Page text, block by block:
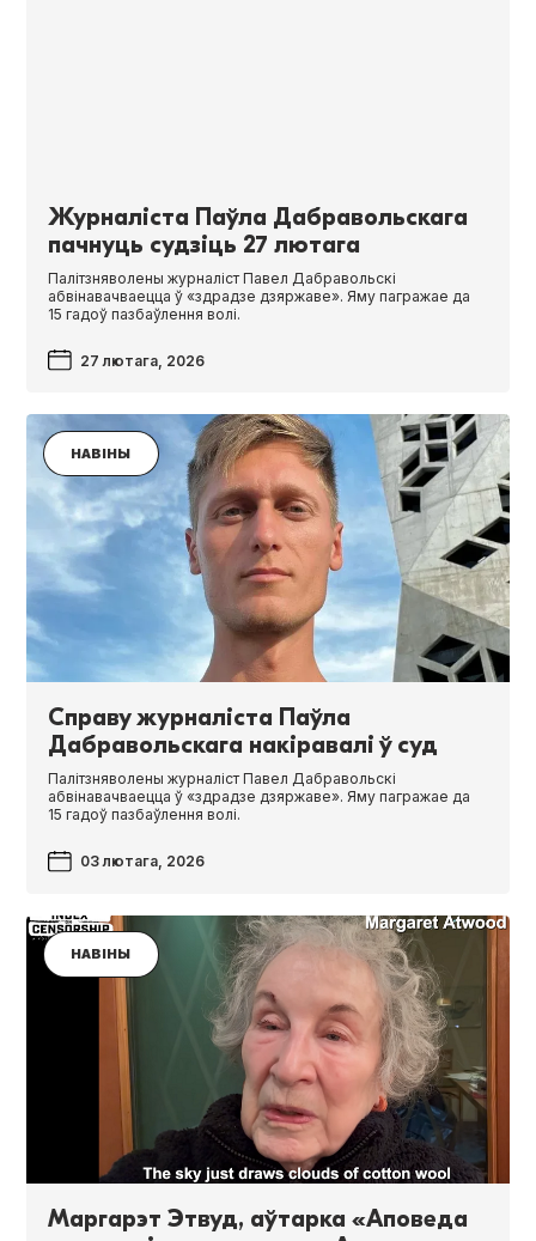
Журналіста Паўла Дабравольскага
пачнуць судзіць 27 лютага
Палітзняволены журналіст Павел Дабравольскі
абвінавачваецца ў «здрадзе дзяржаве». Яму пагражае да
15 гадоў пазбаўлення волі.
27 лютага, 2026
НАВІНЫ
Справу журналіста Паўла
Дабравольскага накіравалі ў суд
Палітзняволены журналіст Павел Дабравольскі
абвінавачваецца ў «здрадзе дзяржаве». Яму пагражае да
15 гадоў пазбаўлення волі.
03 лютага, 2026
НАВІНЫ
Маргарэт Этвуд, аўтарка «Аповеда